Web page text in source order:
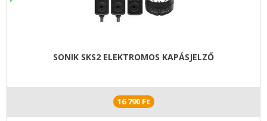
SONIK SKS2 ELEKTROMOS KAPÁSJELZŐ
16 790 Ft